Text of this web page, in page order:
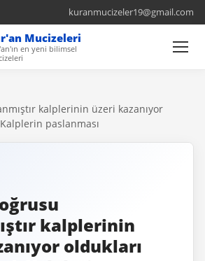
kuranmucizeler19@gmail.com
Mucizeleri
en yeni bilimsel
kalplerinin üzeri kazanıyor
paslanması
kalplerinin
oldukları